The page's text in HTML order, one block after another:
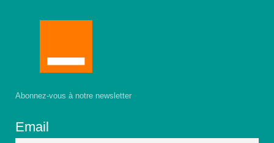
Abonnez-vous à notre newsletter
Email